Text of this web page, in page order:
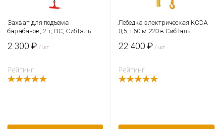
Захват для подъема
барабанов, 2 т, DC, СибТаль
2 300 ₽ / шт
Рейтинг
Лебедка электрическая KCDA
0,5 т 60 м 220 в СибТаль
22 400 ₽ / шт
Рейтинг